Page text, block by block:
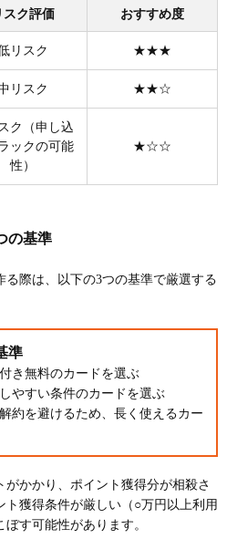
スク評価 おすすめ度
リスク ★★★
リスク ★★☆
ク（申し込
ックの可能
性）
★☆☆
の基準
際は、以下の3つの基準で厳選する
準
き無料のカードを選ぶ
やすい条件のカードを選ぶ
約を避けるため、長く使えるカー
かかり、ポイント獲得分が相殺さ
獲得条件が厳しい（○万円以上利用
す可能性があります。